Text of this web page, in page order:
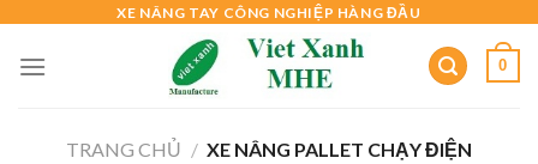
content
XE NÂNG TAY CÔNG NGHIỆP HÀNG ĐẦU
0
TRANG CHỦ / XE NÂNG PALLET CHẠY ĐIỆN